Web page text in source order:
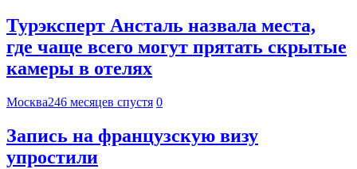
Турэксперт Ансталь назвала места,
где чаще всего могут прятать скрытые
камеры в отелях
Москва246 месяцев спустя 0
Запись на французскую визу
упростили